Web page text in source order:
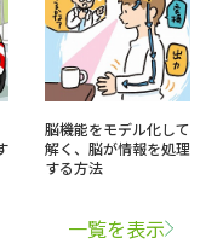
脳機能をモデル化して
解く、脳が情報を処理
する方法
一覧を表示